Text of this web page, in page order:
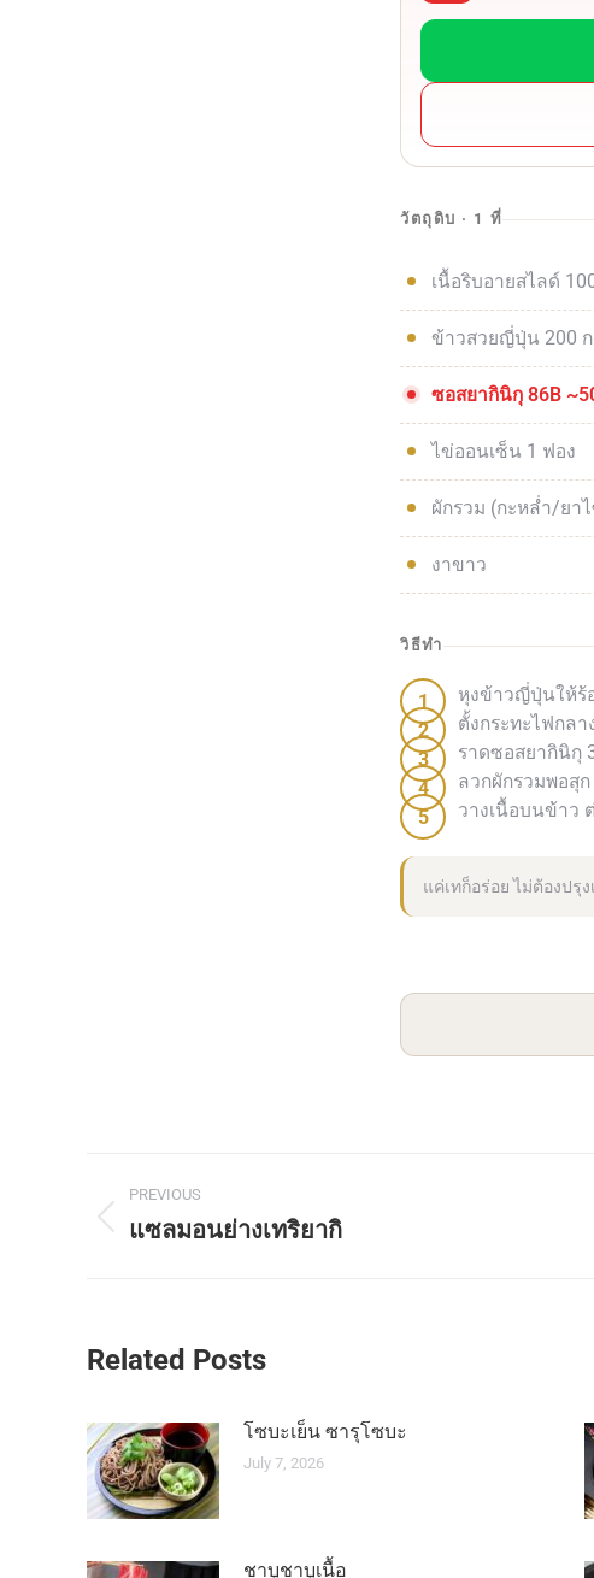
วัตถุดิบ · 1 ที่
เนื้อริบอายสไลด์
ข้าวสวยญี่ปุ่น 200 ก
ซอสยากินิกุ 86B
ไข่ออนเซ็น 1 ฟอง
ผักรวม (กะหล่ำ/ยา
งาขาว
วิธีทำ
หุงข้าวญี่ปุ่นให้ร้
ตั้งกระทะไฟกล
ราดซอสยากินิกุ
ลวกผักรวมพอสุก
วางเนื้อบนข้าว
แค่เทก็อร่อย ไม่ต้องปรุ
Post
navigation
PREVIOUS
Previous
แซลมอนย่างเทริยากิ
Related Posts
โซบะเย็น ซารุโซบะ
July 7, 2026
ชาบูชาบูเนื้อ